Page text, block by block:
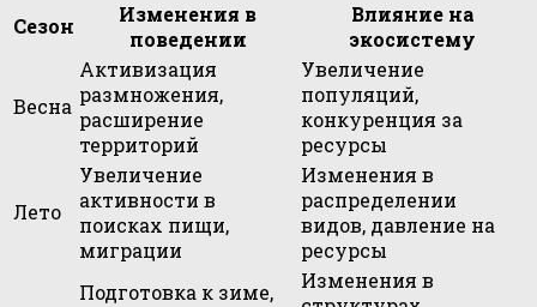
Сезон
Изменения в
поведении
Влияние на
экосистему
Весна
Активизация
размножения,
расширение
территорий
Увеличение
популяций,
конкуренция за
ресурсы
Лето
Увеличение
активности в
поисках пищи,
миграции
Изменения в
распределении
видов, давление на
ресурсы
Подготовка к зиме,
Изменения в